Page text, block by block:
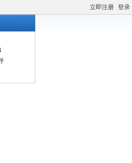
立即注册 登录